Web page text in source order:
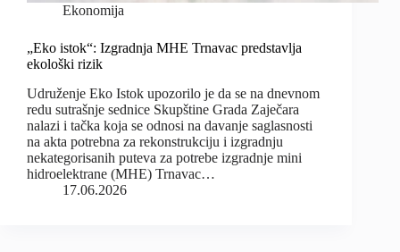
Ekonomija
„Eko istok“: Izgradnja MHE Trnavac predstavlja
ekološki rizik
Udruženje Eko Istok upozorilo je da se na dnevnom
redu sutrašnje sednice Skupštine Grada Zaječara
nalazi i tačka koja se odnosi na davanje saglasnosti
na akta potrebna za rekonstrukciju i izgradnju
nekategorisanih puteva za potrebe izgradnje mini
hidroelektrane (MHE) Trnavac…
17.06.2026